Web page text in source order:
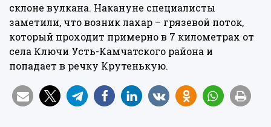
склоне вулкана. Накануне специалисты
заметили, что возник лахар – грязевой поток,
который проходит примерно в 7 километрах от
села Ключи Усть-Камчатского района и
попадает в речку Крутенькую.